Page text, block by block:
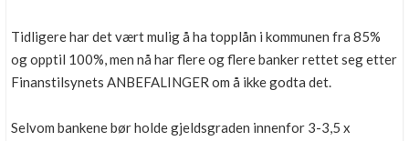
Tidligere har det vært mulig å ha topplån i kommunen fra 85%
og opptil 100%, men nå har flere og flere banker rettet seg etter
Finanstilsynets ANBEFALINGER om å ikke godta det.
Selvom bankene bør holde gjeldsgraden innenfor 3-3,5 x